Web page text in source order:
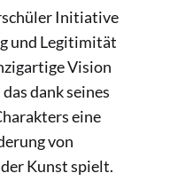
Initiative
und Legitimität
Vision
dank seines
eine
von
Kunst spielt.